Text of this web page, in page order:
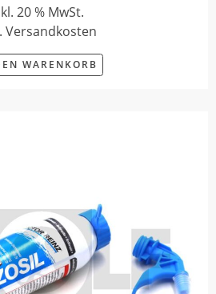
20 % MwSt.
Versandkosten
WARENKORB